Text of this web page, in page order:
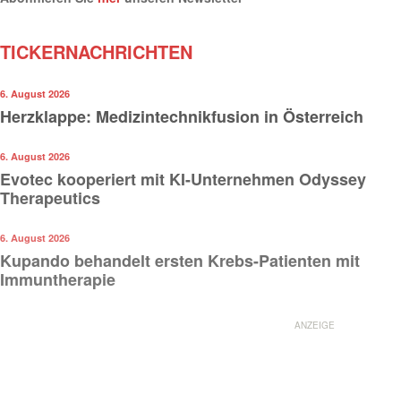
TICKERNACHRICHTEN
6. August 2026
Herzklappe: Medizintechnikfusion in Österreich
6. August 2026
Evotec kooperiert mit KI-Unternehmen Odyssey
Therapeutics
6. August 2026
Kupando behandelt ersten Krebs-Patienten mit
Immuntherapie
ANZEIGE